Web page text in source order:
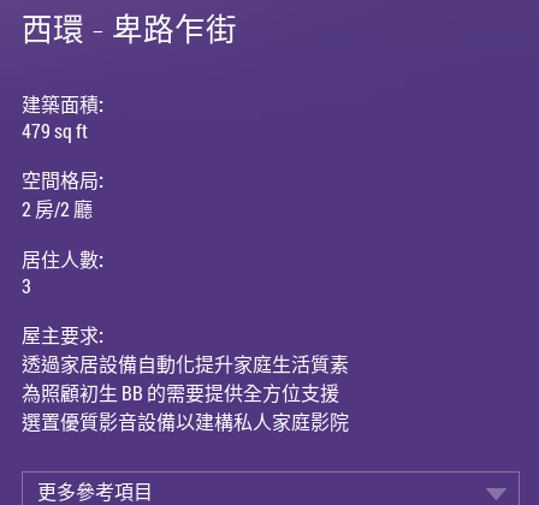
西環 - 卑路乍街
建築面積:
479 sq ft
空間格局:
2 房/2 廳
居住人數:
3
屋主要求:
透過家居設備自動化提升家庭生活質素
為照顧初生 BB 的需要提供全方位支援
選置優質影音設備以建構私人家庭影院
更多參考項目